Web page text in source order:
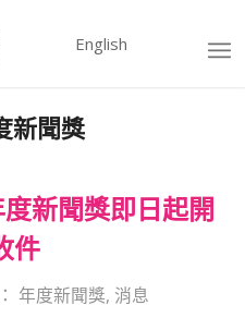
English
新聞獎
新聞獎即日起開
件
年度新聞獎, 消息